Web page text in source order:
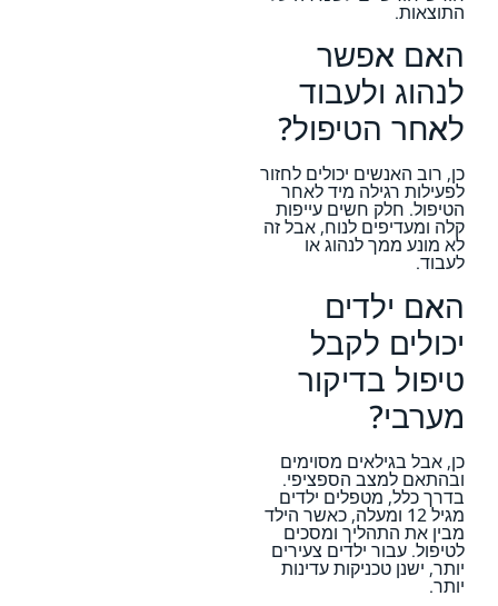
התוצאות.
האם אפשר
לנהוג ולעבוד
לאחר הטיפול?
כן, רוב האנשים יכולים לחזור
לפעילות רגילה מיד לאחר
הטיפול. חלק חשים עייפות
קלה ומעדיפים לנוח, אבל זה
לא מונע ממך לנהוג או
לעבוד.
האם ילדים
יכולים לקבל
טיפול בדיקור
מערבי?
כן, אבל בגילאים מסוימים
ובהתאם למצב הספציפי.
בדרך כלל, מטפלים ילדים
מגיל 12 ומעלה, כאשר הילד
מבין את התהליך ומסכים
לטיפול. עבור ילדים צעירים
יותר, ישנן טכניקות עדינות
יותר.